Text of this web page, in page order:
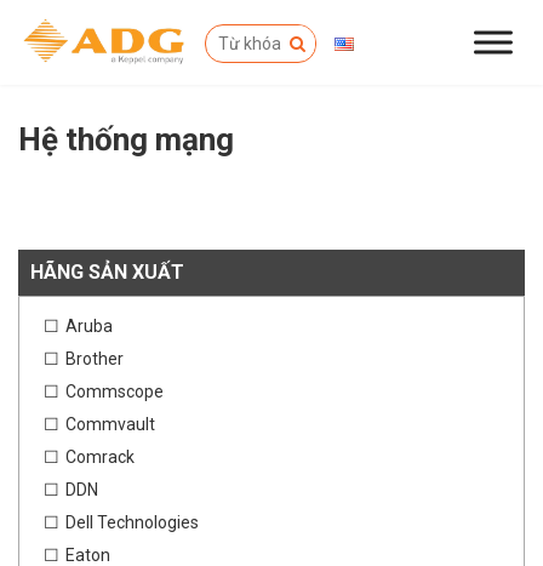
Hệ thống mạng
HÃNG SẢN XUẤT
Aruba
Brother
Commscope
Commvault
Comrack
DDN
Dell Technologies
Eaton